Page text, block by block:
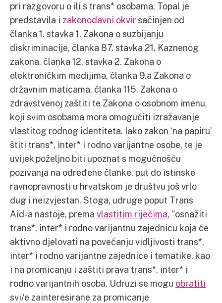
pri razgovoru o ili s trans* osobama, Topal je
predstavila i zakonodavni okvirsačinjen od
članka 1. stavka 1. Zakona o suzbijanju
diskriminacije, članka 87. stavka 21. Kaznenog
zakona, članka 12. stavka 2. Zakona o
elektroničkim medijima, članka 9.a Zakona o
državnim maticama, članka 115. Zakona o
zdravstvenoj zaštiti te Zakona o osobnom imenu,
koji svim osobama mora omogućiti izražavanje
vlastitog rodnog identiteta. Iako zakon ‘na papiru’
štiti trans*, inter* i rodno varijantne osobe, te je
uvijek poželjno biti upoznat s mogućnošću
pozivanja na određene članke, put do istinske
ravnopravnosti u hrvatskom je društvu još vrlo
dug i neizvjestan. Stoga, udruge poput Trans
Aid-a nastoje, prema vlastitim riječima, “osnažiti
trans*, inter* i rodno varijantnu zajednicu koja će
aktivno djelovati na povećanju vidljivosti trans*,
inter* i rodno varijantne zajednice i tematike, kao
i na promicanju i zaštiti prava trans*, inter* i
rodno varijantnih osoba. Udruzi se mogu obratiti
svi/e zainteresirane za promicanje